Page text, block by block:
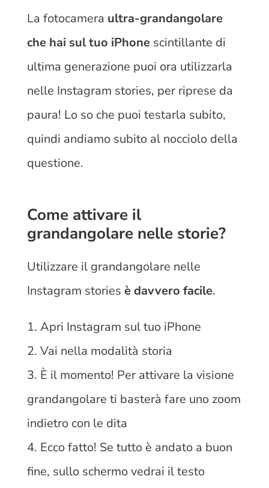
La fotocamera ultra-grandangolare
che hai sul tuo iPhone scintillante di
ultima generazione puoi ora utilizzarla
nelle Instagram stories, per riprese da
paura! Lo so che puoi testarla subito,
quindi andiamo subito al nocciolo della
questione.
Come attivare il
grandangolare nelle storie?
Utilizzare il grandangolare nelle
Instagram stories è davvero facile.
Apri Instagram sul tuo iPhone
Vai nella modalità storia
È il momento! Per attivare la visione
grandangolare ti basterà fare uno zoom
indietro con le dita
Ecco fatto! Se tutto è andato a buon
fine, sullo schermo vedrai il testo